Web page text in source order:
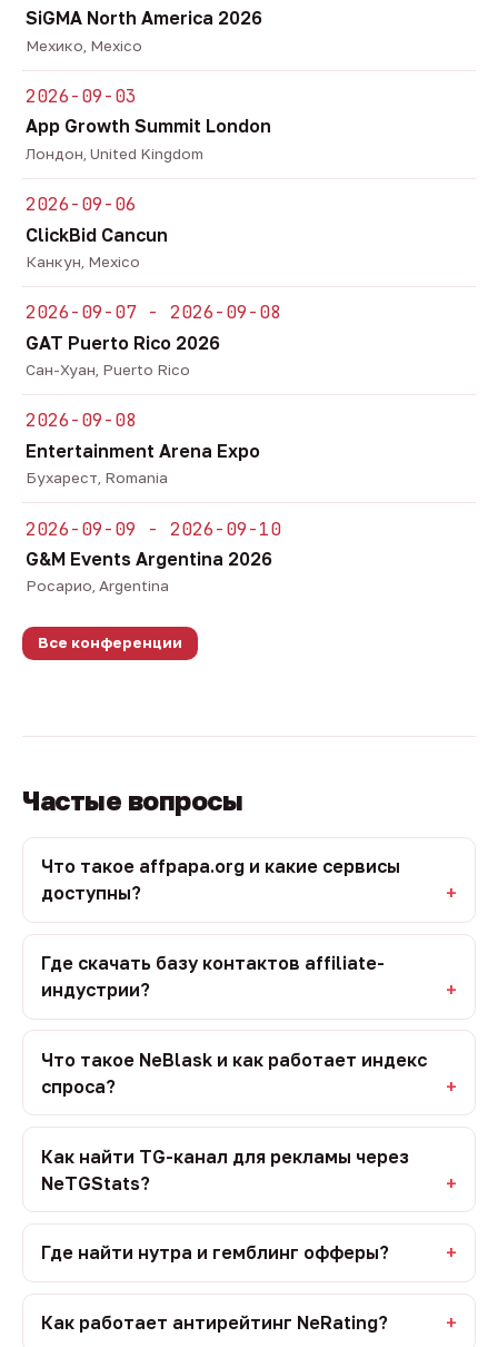
SiGMA North America 2026
Мехико, Mexico
2026-09-03
App Growth Summit London
Лондон, United Kingdom
2026-09-06
ClickBid Cancun
Канкун, Mexico
2026-09-07 - 2026-09-08
GAT Puerto Rico 2026
Сан-Хуан, Puerto Rico
2026-09-08
Entertainment Arena Expo
Бухарест, Romania
2026-09-09 - 2026-09-10
G&M Events Argentina 2026
Росарио, Argentina
Все конференции
Частые вопросы
Что такое affpapa.org и какие сервисы
доступны?
Где скачать базу контактов affiliate-
индустрии?
Что такое NeBlask и как работает индекс
спроса?
Как найти TG-канал для рекламы через
NeTGStats?
Где найти нутра и гемблинг офферы?
Как работает антирейтинг NeRating?